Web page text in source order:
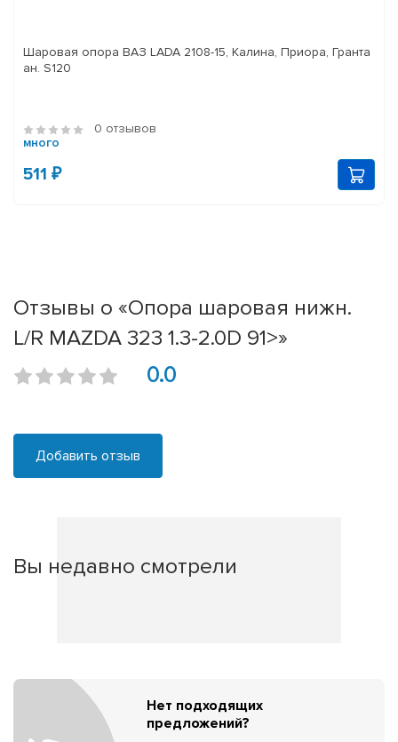
Шаровая опора ВАЗ LADA 2108-15, Калина, Приора, Гранта
ан. S120
0 отзывов
много
511 ₽
Отзывы о «Опора шаровая нижн.
L/R MAZDA 323 1.3-2.0D 91>»
0.0
Добавить отзыв
Вы недавно смотрели
Нет подходящих
предложений?